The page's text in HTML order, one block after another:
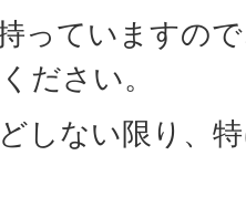
っていますの
ださい。
しない限り、